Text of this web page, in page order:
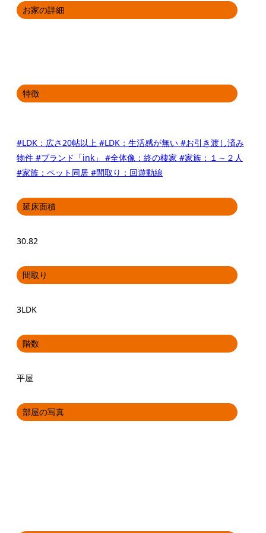
お家の詳細
特徴
#LDK：広さ20帖以上 #LDK：生活感が無い #お引き渡し済み
物件 #ブランド「ink」 #全体像：終の棲家 #家族：１～２人
#家族：ペット同居 #間取り：回遊動線
延床面積
30.82
間取り
3LDK
階数
平屋
部屋の写真